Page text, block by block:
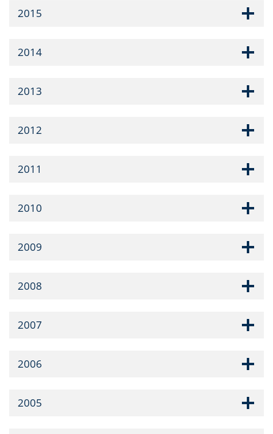
2015
2014
2013
2012
2011
2010
2009
2008
2007
2006
2005